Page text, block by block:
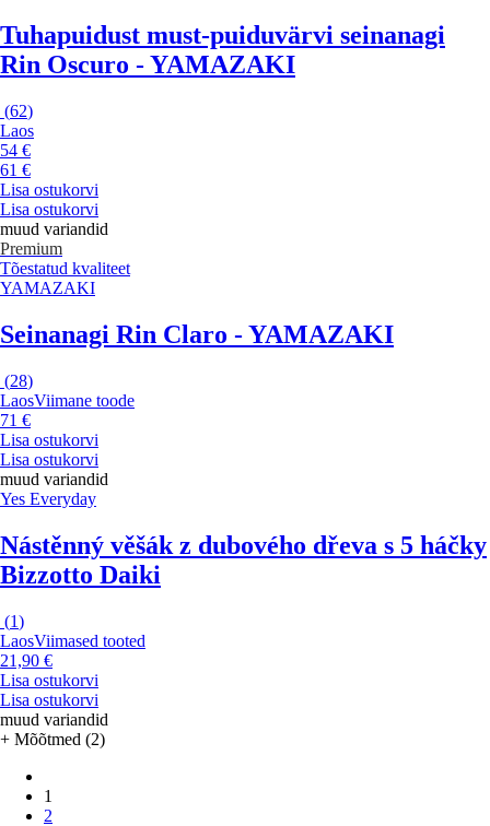
Tuhapuidust must-puiduvärvi seinanagi
Rin Oscuro - YAMAZAKI
(62)
Laos
54 €
61 €
Lisa ostukorvi
Lisa ostukorvi
muud variandid
Premium
Tõestatud kvaliteet
YAMAZAKI
Seinanagi Rin Claro - YAMAZAKI
(28)
LaosViimane toode
71 €
Lisa ostukorvi
Lisa ostukorvi
muud variandid
Yes Everyday
Nástěnný věšák z dubového dřeva s 5 háčky
Bizzotto Daiki
(1)
LaosViimased tooted
21,90 €
Lisa ostukorvi
Lisa ostukorvi
muud variandid
+ Mõõtmed (2)
1
2